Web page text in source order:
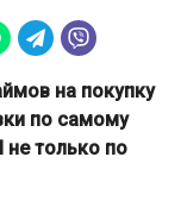
на покупку
по самому
не только по